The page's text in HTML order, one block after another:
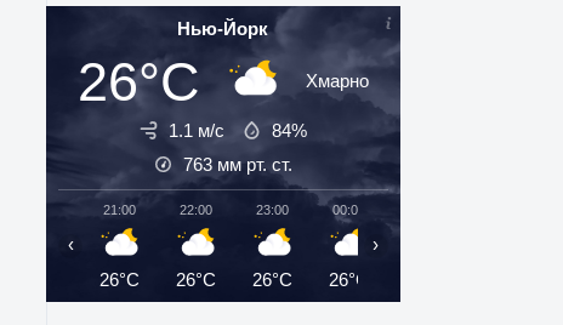
Нью-Йорк
26°C Хмарно
1.1 м/с
84%
763 мм рт. ст.
21:00
26°C
22:00
26°C
23:00
26°C
00:00
26°C
‹ ›